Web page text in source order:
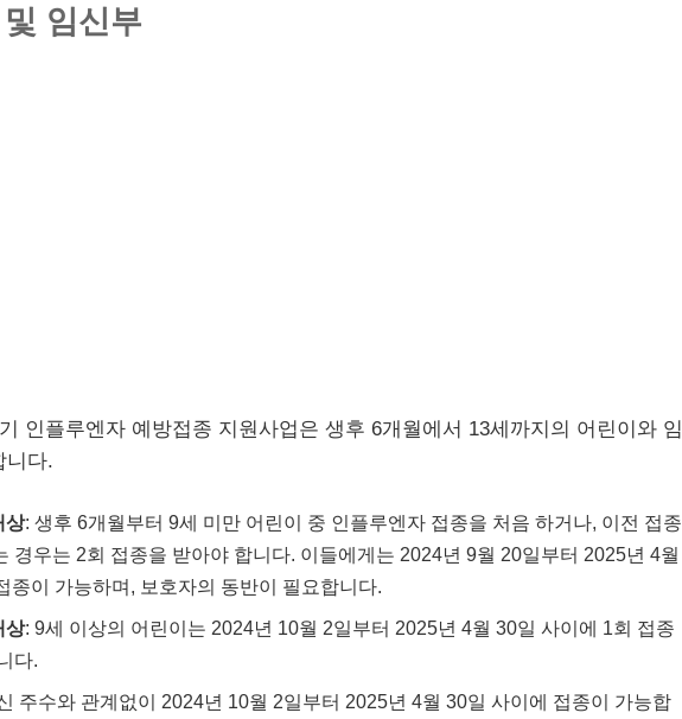
임신부
인플루엔자 예방접종 지원사업은 생후 6개월에서 13세까지의 어린이와 임
니다.
상: 생후 6개월부터 9세 미만 어린이 중 인플루엔자 접종을 처음 하거나, 이전 접종
경우는 2회 접종을 받아야 합니다. 이들에게는 2024년 9월 20일부터 2025년 4월
종이 가능하며, 보호자의 동반이 필요합니다.
상: 9세 이상의 어린이는 2024년 10월 2일부터 2025년 4월 30일 사이에 1회 접종
다.
주수와 관계없이 2024년 10월 2일부터 2025년 4월 30일 사이에 접종이 가능합